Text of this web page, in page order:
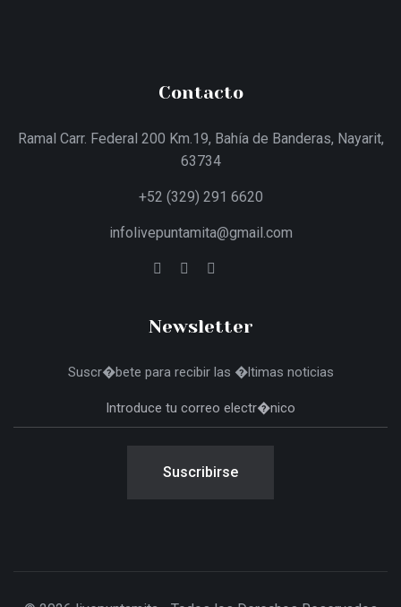
Contacto
Ramal Carr. Federal 200 Km.19, Bahía de Banderas, Nayarit,
63734
+52 (329) 291 6620
infolivepuntamita@gmail.com
Newsletter
Suscr�bete para recibir las �ltimas noticias
Suscribirse